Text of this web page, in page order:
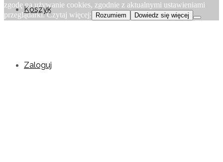
Koszyk
Zaloguj
zgodę na używanie cookies, zgodnie z aktualnymi ustawieniami
przeglądarki. Czytaj więcej:
Rozumiem Dowiedz się więcej